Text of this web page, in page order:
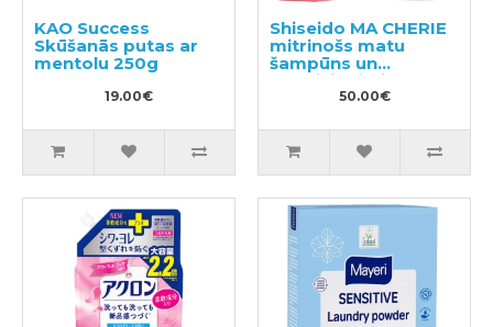
KAO Success
Skūšanās putas ar
mentolu 250g
19.00€
Shiseido MA CHERIE
mitrinošs matu
šampūns un
kondicionieris 450ml
50.00€